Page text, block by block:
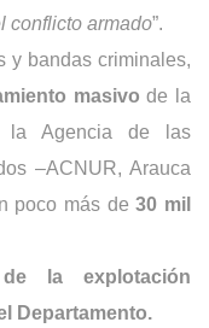
conflicto armado”.
y bandas criminales,
masivo de la
la Agencia de las
–ACNUR, Arauca
poco más de30 mil
la explotación
Departamento.